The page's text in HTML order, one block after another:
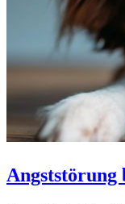
Angststörung